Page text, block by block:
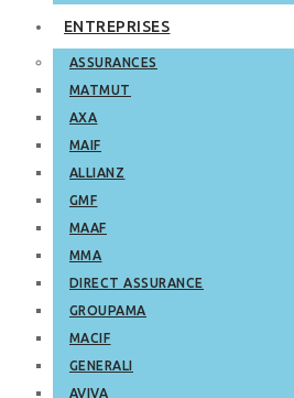
ENTREPRISES
ASSURANCES
MATMUT
AXA
MAIF
ALLIANZ
GMF
MAAF
MMA
DIRECT ASSURANCE
GROUPAMA
MACIF
GENERALI
AVIVA